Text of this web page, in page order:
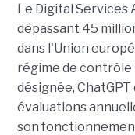
Le Digital Services
dépassant 45
dans l'Union
régime de
désignée,
évaluations
son